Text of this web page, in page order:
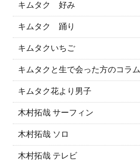
キムタク 好み
キムタク 踊り
キムタクいちご
キムタクと生で会った方のコラム
キムタク花より男子
木村拓哉 サーフィン
木村拓哉 ソロ
木村拓哉 テレビ